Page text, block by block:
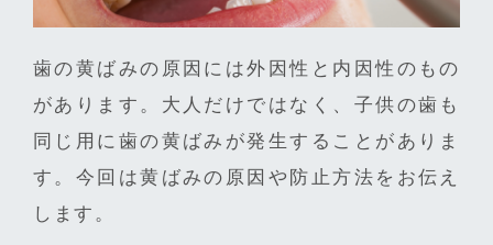
歯の黄ばみの原因には外因性と内因性のもの
があります。大人だけではなく、子供の歯も
同じ用に歯の黄ばみが発生することがありま
す。今回は黄ばみの原因や防止方法をお伝え
します。